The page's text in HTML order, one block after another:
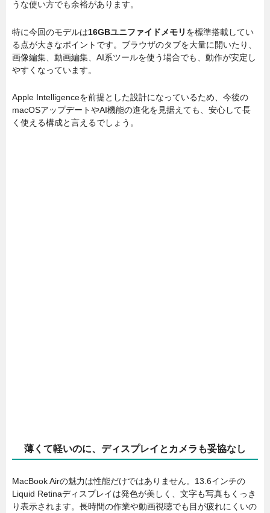
うな使い方でも余裕があります。
特に今回のモデルは16GBユニファイドメモリ を標準搭載してい
る点が大きなポイントです。ブラウザのタブを大量に開いたり、
画像編集、動画編集、AI系ツールを使う場合でも、動作が安定し
やすくなっています。
Apple Intelligenceを前提とした設計になっているため、今後の
macOSアップデートやAI機能の進化を見据えても、安心して長
く使える構成と言えるでしょう。
薄くて軽いのに、ディスプレイとカメラも妥協なし
MacBook Airの魅力は性能だけではありません。13.6インチの
Liquid Retinaディスプレイは発色が美しく、文字も写真もくっき
り表示されます。長時間の作業や動画視聴でも目が疲れにくいの